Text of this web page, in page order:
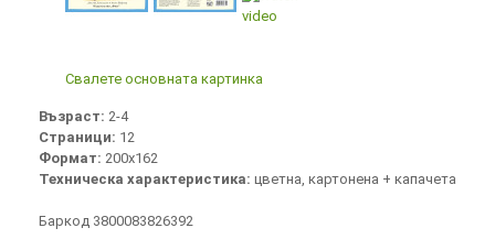
Свалете основната картинка
Възраст: 2-4
Страници: 12
Формат: 200х162
Техническа характеристика: цветна, картонена + капачета
Баркод 3800083826392